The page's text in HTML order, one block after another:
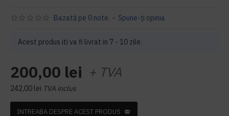
Acest produs iti va fi livrat in 7 - 10 zile.
Bazată pe 0 note. - Spune-ţi opinia
200,00 lei + TVA
242,00 lei TVA inclus
INTREABA DESPRE ACEST PRODUS